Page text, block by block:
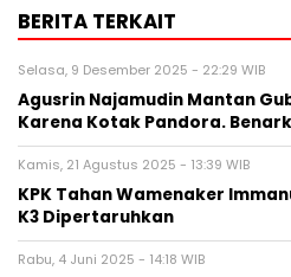
BERITA TERKAIT
Selasa, 9 Desember 2025 - 22:29 WIB
Agusrin Najamudin Mantan
Karena Kotak Pandora.
Kamis, 21 Agustus 2025 - 13:39 WIB
KPK Tahan Wamenaker
K3 Dipertaruhkan
Rabu, 4 Juni 2025 - 14:18 WIB